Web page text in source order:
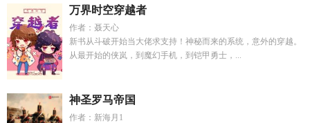
万界时空穿越者
作者：聂天心
新书从斗破开始当大佬求支持！神秘而来的系统，意外的穿越。
从最开始的侠岚，到魔幻手机，到铠甲勇士，...
神圣罗马帝国
作者：新海月1